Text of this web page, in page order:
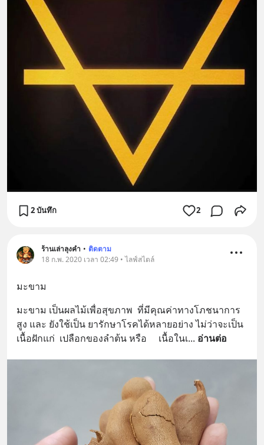
2 บันทึก 2
ร้านเล่าลุงคำ • ติดตาม
18 ก.พ. 2020 เวลา 02:49 • ไลฟ์สไตล์
มะขาม
มะขาม เป็นผลไม้เพื่อสุขภาพ  ที่มีคุณค่าทางโภชนาการ
สูง และ ยังใช้เป็น ยารักษาโรคได้หลายอย่าง ไม่ว่าจะเป็น
เนื้อฝักแก่  เปลือกของลำต้น หรือ     เนื้อในเ... อ่านต่อ